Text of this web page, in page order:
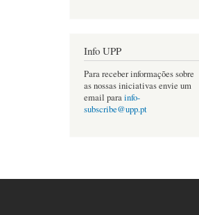
Info UPP
Para receber informações sobre
as nossas iniciativas envie um
email parainfo-
subscribe@upp.pt